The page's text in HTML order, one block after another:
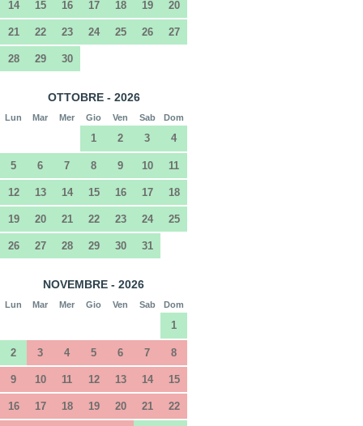
14 15 16 17 18 19 20
21 22 23 24 25 26 27
28 29 30
OTTOBRE - 2026
Lun Mar Mer Gio Ven Sab Dom
1 2 3 4
5 6 7 8 9 10 11
12 13 14 15 16 17 18
19 20 21 22 23 24 25
26 27 28 29 30 31
NOVEMBRE - 2026
Lun Mar Mer Gio Ven Sab Dom
1
2 3 4 5 6 7 8
9 10 11 12 13 14 15
16 17 18 19 20 21 22